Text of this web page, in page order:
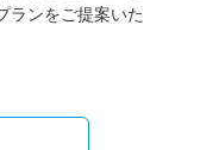
ランをご提案いた